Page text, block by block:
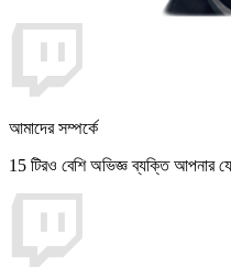
আমাদের সম্পর্কে
15 টিরও বেশি অভিজ্ঞ ব্যক্তি আপনার